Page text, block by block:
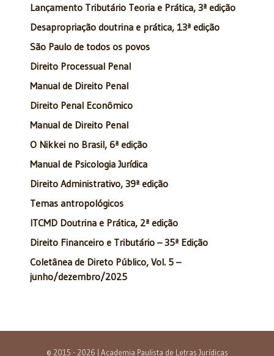
Lançamento Tributário Teoria e Prática, 3ª edição
Desapropriação doutrina e prática, 13ª edição
São Paulo de todos os povos
Direito Processual Penal
Manual de Direito Penal
Direito Penal Econômico
Manual de Direito Penal
O Nikkei no Brasil, 6ª edição
Manual de Psicologia Jurídica
Direito Administrativo, 39ª edição
Temas antropológicos
ITCMD Doutrina e Prática, 2ª edição
Direito Financeiro e Tributário – 35ª Edição
Coletânea de Direto Público, Vol. 5 –
junho/dezembro/2025
© 2015 - 2026 | Academia Paulista de Letras Jurídicas